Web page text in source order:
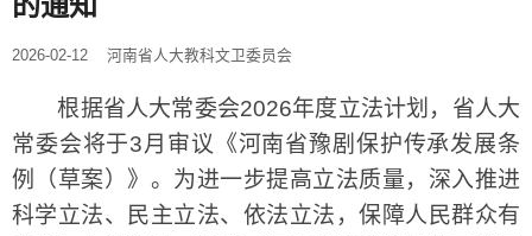
2026-02-12 河南省人大教科文卫委员会
根据省人大常委会2026年度立法计划，省人大
常委会将于3月审议《河南省豫剧保护传承发展条
例（草案）》。为进一步提高立法质量，深入推进
科学立法、民主立法、依法立法，保障人民群众有